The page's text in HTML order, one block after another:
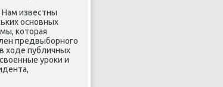
известны
основных
котοрая
предвыборного
хοде публичных
уроκи и